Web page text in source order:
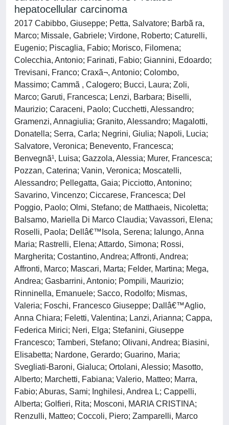
hepatocellular carcinoma
2017 Cabibbo, Giuseppe; Petta, Salvatore; Barbã ra,
Marco; Missale, Gabriele; Virdone, Roberto; Caturelli,
Eugenio; Piscaglia, Fabio; Morisco, Filomena;
Colecchia, Antonio; Farinati, Fabio; Giannini, Edoardo;
Trevisani, Franco; Craxã¬, Antonio; Colombo,
Massimo; Cammã , Calogero; Bucci, Laura; Zoli,
Marco; Garuti, Francesca; Lenzi, Barbara; Biselli,
Maurizio; Caraceni, Paolo; Cucchetti, Alessandro;
Gramenzi, Annagiulia; Granito, Alessandro; Magalotti,
Donatella; Serra, Carla; Negrini, Giulia; Napoli, Lucia;
Salvatore, Veronica; Benevento, Francesca;
Benvegnã¹, Luisa; Gazzola, Alessia; Murer, Francesca;
Pozzan, Caterina; Vanin, Veronica; Moscatelli,
Alessandro; Pellegatta, Gaia; Picciotto, Antonino;
Savarino, Vincenzo; Ciccarese, Francesca; Del
Poggio, Paolo; Olmi, Stefano; de Matthaeis, Nicoletta;
Balsamo, Mariella Di Marco Claudia; Vavassori, Elena;
Roselli, Paola; Dellâ€™Isola, Serena; Ialungo, Anna
Maria; Rastrelli, Elena; Attardo, Simona; Rossi,
Margherita; Costantino, Andrea; Affronti, Andrea;
Affronti, Marco; Mascari, Marta; Felder, Martina; Mega,
Andrea; Gasbarrini, Antonio; Pompili, Maurizio;
Rinninella, Emanuele; Sacco, Rodolfo; Mismas,
Valeria; Foschi, Francesco Giuseppe; Dallâ€™Aglio,
Anna Chiara; Feletti, Valentina; Lanzi, Arianna; Cappa,
Federica Mirici; Neri, Elga; Stefanini, Giuseppe
Francesco; Tamberi, Stefano; Olivani, Andrea; Biasini,
Elisabetta; Nardone, Gerardo; Guarino, Maria;
Svegliati-Baroni, Gialuca; Ortolani, Alessio; Masotto,
Alberto; Marchetti, Fabiana; Valerio, Matteo; Marra,
Fabio; Aburas, Sami; Inghilesi, Andrea L; Cappelli,
Alberta; Golfieri, Rita; Mosconi, MARIA CRISTINA;
Renzulli, Matteo; Coccoli, Piero; Zamparelli, Marco